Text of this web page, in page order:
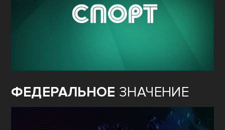
ФЕДЕРАЛЬНОЕ ЗНАЧЕНИЕ